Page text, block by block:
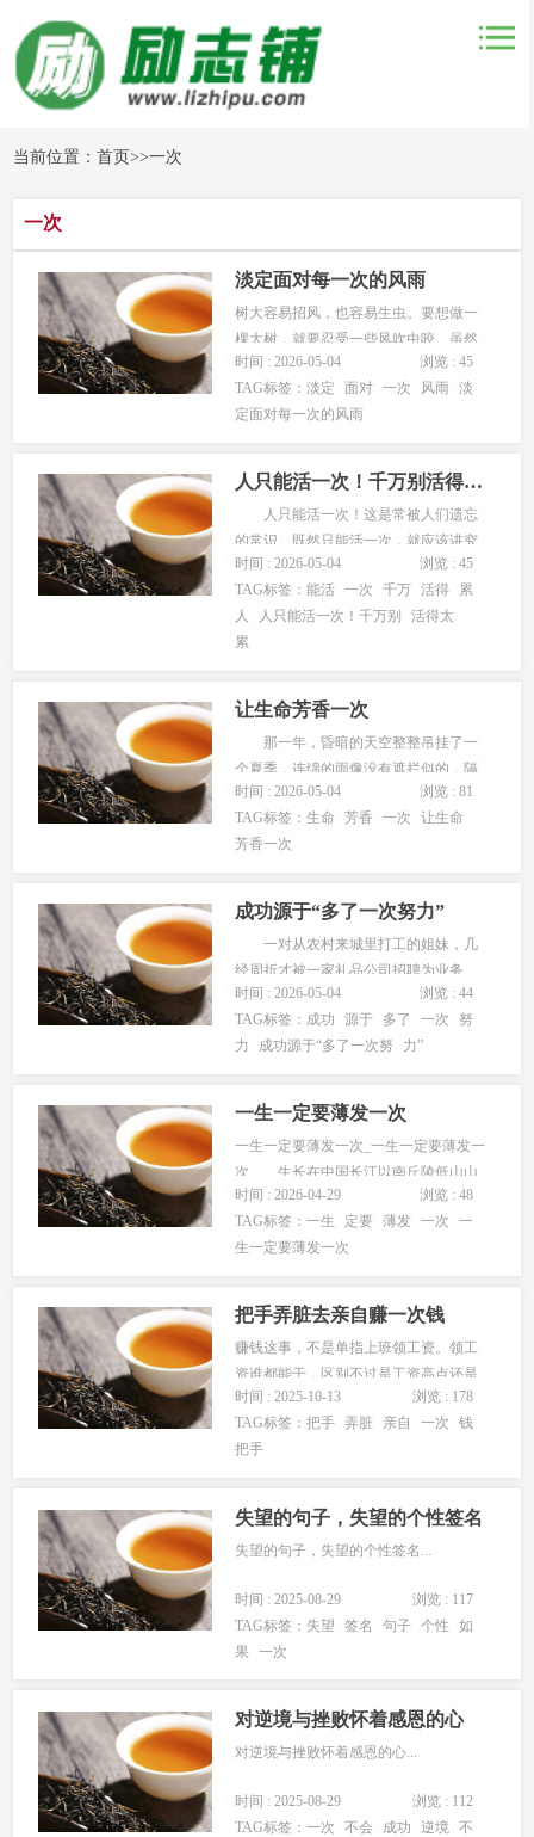
当前位置：首页>>一次
一次
淡定面对每一次的风雨
树大容易招风，也容易生虫。要想做一
棵大树，就要忍受一些风吹虫咬。虽然
会痛，虽然会无奈，但不能因为疼痛和
无奈就不生长。人亦如此，越是出色的
人，越会有小人绊脚，或出恶语，或诽
要成长，仍要上进。越是容得下，越是
耐...
时间 : 2026-05-04
浏览 : 45
TAG标签：淡定 面对 一次 风雨
淡
定面对每一次的风雨
人只能活一次！千万别活得太累
人只能活一次！这是常被人们遗忘
的常识。既然只能活一次，就应该讲究
点“活法”。又何必活得太累，自己去折
磨自己呢？ 活的太累其实是心累。
处境不佳用不着痛心疾首，人生又哪来
的时时都一帆风顺？为上司一个不满意
未...
时间 : 2026-05-04
浏览 : 45
TAG标签：能活 一次 千万 活得
累
人
人只能活一次！千万别
活得太
累
让生命芳香一次
那一年，昏暗的天空整整吊挂了一
个夏季，连绵的雨像没有遮拦似的，隔
三差五地哗啦啦往下浇。于是，原本几
近干枯的大河、大坑，肚子喝得满满
的，像一个个临产的妊妇；后来，水徐
到了村口；再后来，庄稼地里一下脚，
时间 : 2026-05-04
浏览 : 81
TAG标签：生命 芳香 一次
让生命
芳香一次
成功源于“多了一次努力”
一对从农村来城里打工的姐妹，几
经周折才被一家礼品公司招聘为业务
员。 她们没有固定的客户，也没有
任何关系，每天只能提着沉重的钟表、
影集、茶杯、台灯以及各种工艺品的样
五个多月过去了，她们跑断了腿，磨破
时间 : 2026-05-04
浏览 : 44
TAG标签： 成功 源于 多了 一次
努
力
成功源于“多了一次努 力”
一生一定要薄发一次
一生一定要薄发一次_一生一定要薄发一
次 生长在中国长江以南丘陵低山山
麓地带的毛竹，默默无闻，旅人可能不
会注意到它。但是它会在某个雨后的的
清晨破土而出、拔地而起。 那是人
占尽世间一切阳光一样。秆高，叶
翠，...
时间 : 2026-04-29
浏览 : 48
TAG标签：一生 定要 薄发 一次
一
生一定要薄发一次
把手弄脏去亲自赚一次钱
赚钱这事，不是单指上班领工资。领工
资谁都能干，区别不过是工资高点还是
低点罢了。但如果你想后半辈子过得更
轻松自在，不用为钱发愁，那你就得亲
自下场，自己尝试从零开始赚一次钱，
两条完全不同的路。创业:从0到1，...
时间 : 2025-10-13
浏览 : 178
TAG标签：把手 弄脏 亲自 一次
钱
把手
失望的句子，失望的个性签名
失望的句子，失望的个性签名...
时间 : 2025-08-29
浏览 : 117
TAG标签： 失望 签名 句子 个性
如
果 一次
对逆境与挫败怀着感恩的心
对逆境与挫败怀着感恩的心...
时间 : 2025-08-29
浏览 : 112
TAG标签：一次 不会 成功 逆境
不